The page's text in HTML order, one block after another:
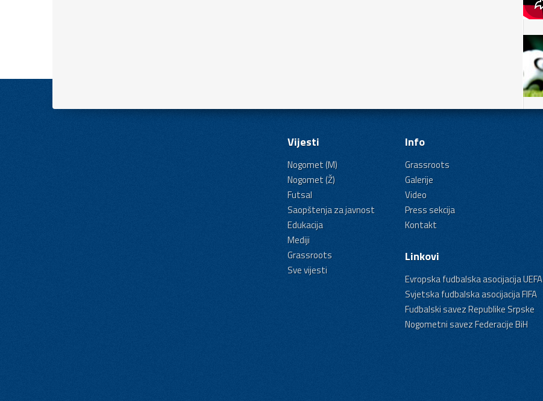
Vijesti
Nogomet (M)
Nogomet (Ž)
Futsal
Saopštenja za javnost
Edukacija
Mediji
Grassroots
Sve vijesti
Info
Grassroots
Galerije
Video
Press sekcija
Kontakt
Linkovi
Evropska fudbalska asocijacija UEFA
Svjetska fudbalska asocijacija FIFA
Fudbalski savez Republike Srpske
Nogometni savez Federacije BiH